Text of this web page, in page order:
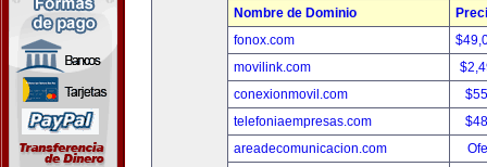
Nombre de Dominio
fonox.com
movilink.com
conexionmovil.com
telefoniaempresas.com
areadecomunicacion.com